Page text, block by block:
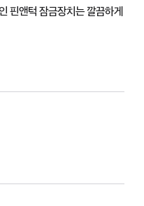
핀앤턱 잠금장치는 깔끔하게